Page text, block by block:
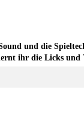
und die
ihr die Licks und